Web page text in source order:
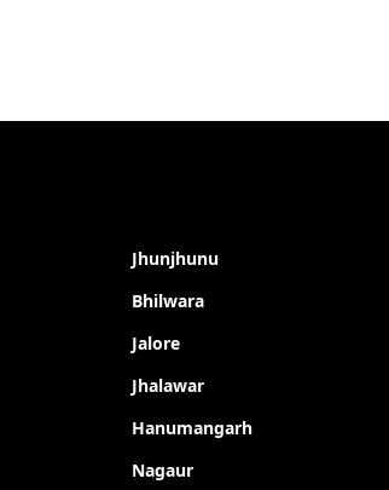
Jhunjhunu
Bhilwara
Jalore
Jhalawar
Hanumangarh
Nagaur